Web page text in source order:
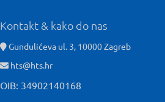
Kontakt & kako do nas
Gundulićeva ul. 3, 10000 Zagreb
hts@hts.hr
OIB: 34902140168